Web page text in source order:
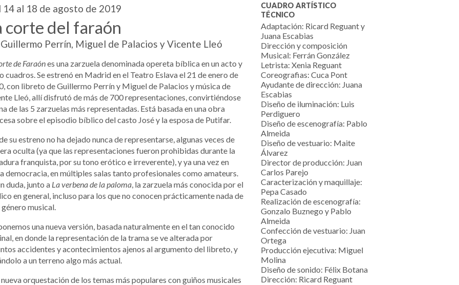
14 al 18 de agosto de 2019
corte del faraón
Perrín, Miguel de Palacios y Vicente Lleó
de Faraónes una zarzuela denominada opereta bíblica en un acto y
cuadros. Se estrenó en Madrid en el Teatro Eslava el 21 de enero de
con libreto de Guillermo Perrín y Miguel de Palacios y música de
Lleó, allí disfrutó de más de 700 representaciones, convirtiéndose
de las 5 zarzuelas más representadas. Está basada en una obra
sobre el episodio bíblico del casto José y la esposa de Putifar.
su estreno no ha dejado nunca de representarse, algunas veces de
oculta (ya que las representaciones fueron prohibidas durante la
franquista, por su tono erótico e irreverente), y ya una vez en
democracia, en múltiples salas tanto profesionales como amateurs.
duda, junto a La verbena de la paloma , la zarzuela más conocida por el
en general, incluso para los que no conocen prácticamente nada de
musical.
una nueva versión, basada naturalmente en el tan conocido
en donde la representación de la trama se ve alterada por
accidentes y acontecimientos ajenos al argumento del libreto, y
a un terreno algo más actual.
orquestación de los temas más populares con guiños musicales
CUADRO ARTÍSTICO
TÉCNICO
Adaptación: Ricard Reguant y
Juana Escabias
Dirección y composición
Musical: Ferrán González
Letrista: Xenia Reguant
Coreografias: Cuca Pont
Ayudante de dirección: Juana
Escabias
Diseño de iluminación: Luis
Perdiguero
Diseño de escenografía: Pablo
Almeida
Diseño de vestuario: Maite
Álvarez
Director de producción: Juan
Carlos Parejo
Caracterización y maquillaje:
Pepa Casado
Realización de escenografía:
Gonzalo Buznego y Pablo
Almeida
Confección de vestuario: Juan
Ortega
Producción ejecutiva: Miguel
Molina
Diseño de sonido: Félix Botana
Dirección: Ricard Reguant